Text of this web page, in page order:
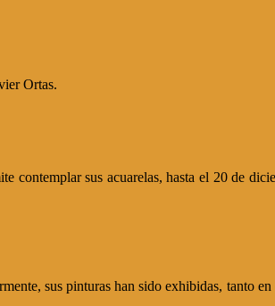
Ortas.
sus acuarelas, hasta el 20 de
sus pinturas han sido exhibidas, tanto